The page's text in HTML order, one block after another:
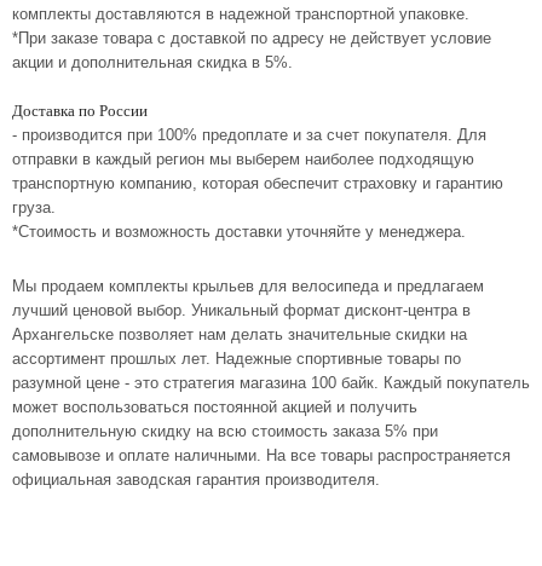
комплекты доставляются в надежной транспортной упаковке.
*При заказе товара с доставкой по адресу не действует условие
акции и дополнительная скидка в 5%.
Доставка по России
- производится при 100% предоплате и за счет покупателя. Для
отправки в каждый регион мы выберем наиболее подходящую
транспортную компанию, которая обеспечит страховку и гарантию
груза.
*Стоимость и возможность доставки уточняйте у менеджера.
Мы продаем комплекты крыльев для велосипеда и предлагаем
лучший ценовой выбор. Уникальный формат дисконт-центра в
Архангельске позволяет нам делать значительные скидки на
ассортимент прошлых лет. Надежные спортивные товары по
разумной цене - это стратегия магазина 100 байк. Каждый покупатель
может воспользоваться постоянной акцией и получить
дополнительную скидку на всю стоимость заказа 5% при
самовывозе и оплате наличными. На все товары распространяется
официальная заводская гарантия производителя.